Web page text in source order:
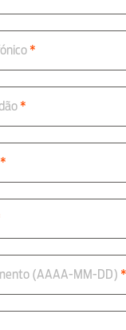
(AAAA-MM-DD)